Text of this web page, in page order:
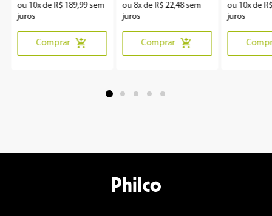
ou 10x de R$ 189,99sem
juros
Comprar
ou8x de R$ 22,48sem
juros
Comprar
ou 10x de
juros